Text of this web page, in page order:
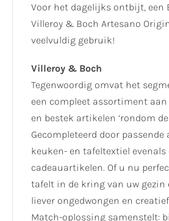
Voor het dagelijks ontbijt, een
Villeroy & Boch Artesano
veelvuldig gebruik!
Villeroy & Boch
Tegenwoordig omvat het
een compleet assortiment
en bestek artikelen ‘rondom
Gecompleteerd door passende
keuken- en tafeltextiel evenals
cadeauartikelen. Of u nu
tafelt in de kring van uw gezin
liever ongedwongen en
Match-oplossing samenstelt: